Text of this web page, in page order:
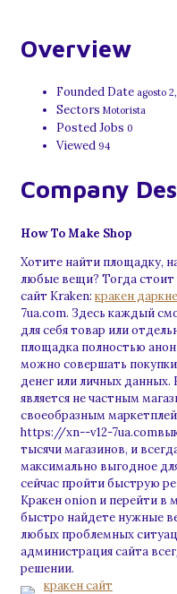
Overview
Founded Date agosto
Sectors Motorista
Posted Jobs 0
Viewed 94
Company
How To Make Shop
Хотите найти площадку,
любые вещи? Тогда
сайт Kraken: кракен
7ua.com. Здесь каждый
для себя товар или
площадка полностью
можно совершать
денег или личных
является не частным
своеобразным
https://xn--v12-
тысячи магазинов, и
максимально выгодное
сейчас пройти быструю
Кракен onion и перейти в
быстро найдете нужные
любых проблемных
администрация сайта
решении.
кракен сайт